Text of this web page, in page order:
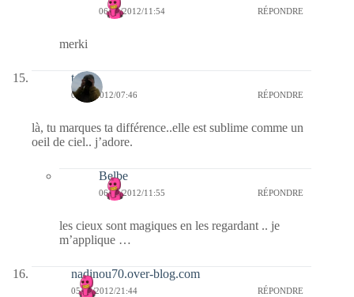
06/09/2012/11:54 RÉPONDRE
merki
telos
06/09/2012/07:46 RÉPONDRE
là, tu marques ta différence..elle est sublime comme un
oeil de ciel.. j’adore.
Belbe
06/09/2012/11:55 RÉPONDRE
les cieux sont magiques en les regardant .. je
m’applique …
nadinou70.over-blog.com
05/09/2012/21:44 RÉPONDRE